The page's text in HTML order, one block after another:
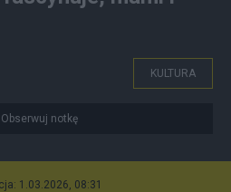
KULTURA
Obserwuj notkę
1.03.2026, 08:31